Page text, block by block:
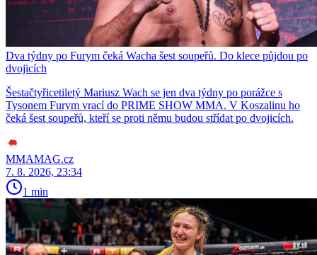
Dva týdny po Furym čeká Wacha šest soupeřů. Do klece půjdou po
dvojicích
Šestačtyřicetiletý Mariusz Wach se jen dva týdny po porážce s
Tysonem Furym vrací do PRIME SHOW MMA. V Koszalinu ho
čeká šest soupeřů, kteří se proti němu budou střídat po dvojicích.
MMAMAG.cz
7. 8. 2026, 23:34
1 min